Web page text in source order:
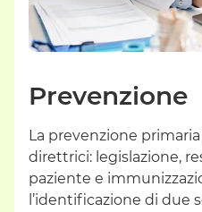
Prevenzione
La prevenzione
direttrici: legislazione,
paziente e
l’identificazione di due